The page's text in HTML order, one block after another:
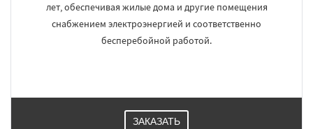
лет, обеспечивая жилые дома и другие помещения
снабжением электроэнергией и соответственно
бесперебойной работой.
ЗАКАЗАТЬ